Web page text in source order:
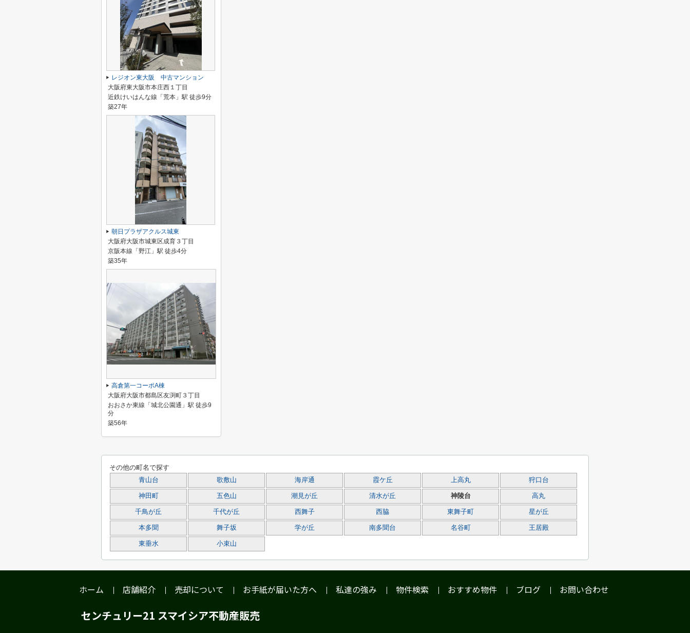
レジオン東大阪 中古マンション
大阪府東大阪市本庄西１丁目
近鉄けいはんな線「荒本」駅 徒歩9分
築27年
朝日プラザアクルス城東
大阪府大阪市城東区成育３丁目
京阪本線「野江」駅 徒歩4分
築35年
高倉第一コーポA棟
大阪府大阪市都島区友渕町３丁目
おおさか東線「城北公園通」駅 徒歩9
分
築56年
その他の町名で探す
青山台 歌敷山 海岸通 霞ケ丘 上高丸 狩口台
神田町 五色山 潮見が丘 清水が丘 神陵台 高丸
千鳥が丘 千代が丘 西舞子 西脇 東舞子町 星が丘
本多聞 舞子坂 学が丘 南多聞台 名谷町 王居殿
東垂水 小束山
ホーム 店舗紹介 売却について お手紙が届いた方へ 私達の強み 物件検索 おすすめ物件 ブログ お問い合わせ
センチュリー21 スマイシア不動産販売